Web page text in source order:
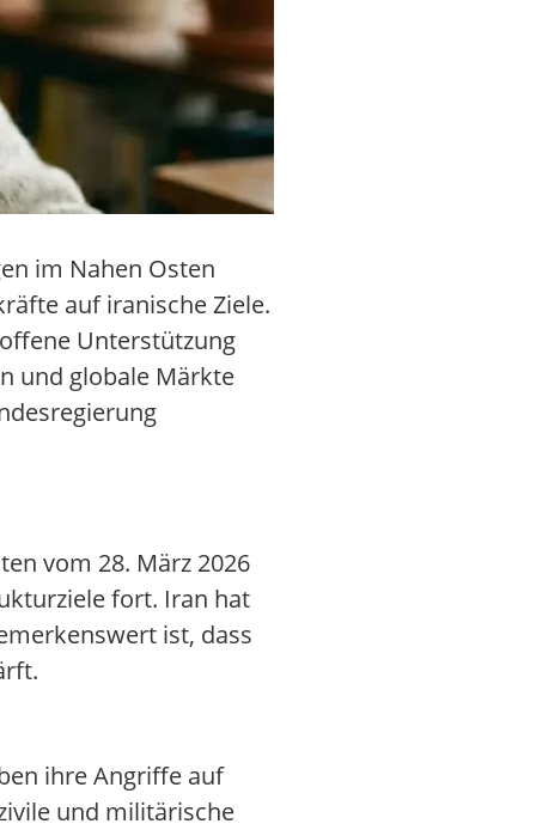
im Nahen Osten
auf iranische Ziele.
Unterstützung
und globale Märkte
vom 28. März 2026
fort. Iran hat
ist, dass
ihre Angriffe auf
und militärische